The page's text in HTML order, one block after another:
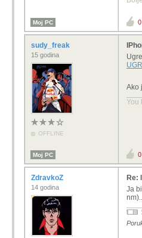
Moj PC 0
sudy_freak
15 godina
OFFLINE
Ako
You
Moj PC 0
ZdravkoZ
14 godina
Re:
Ja